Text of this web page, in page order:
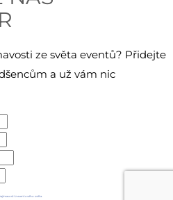
ze světa eventů? Přidejte
a už vám nic
z eventového světa.